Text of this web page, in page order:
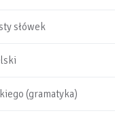
słówek
(gramatyka)